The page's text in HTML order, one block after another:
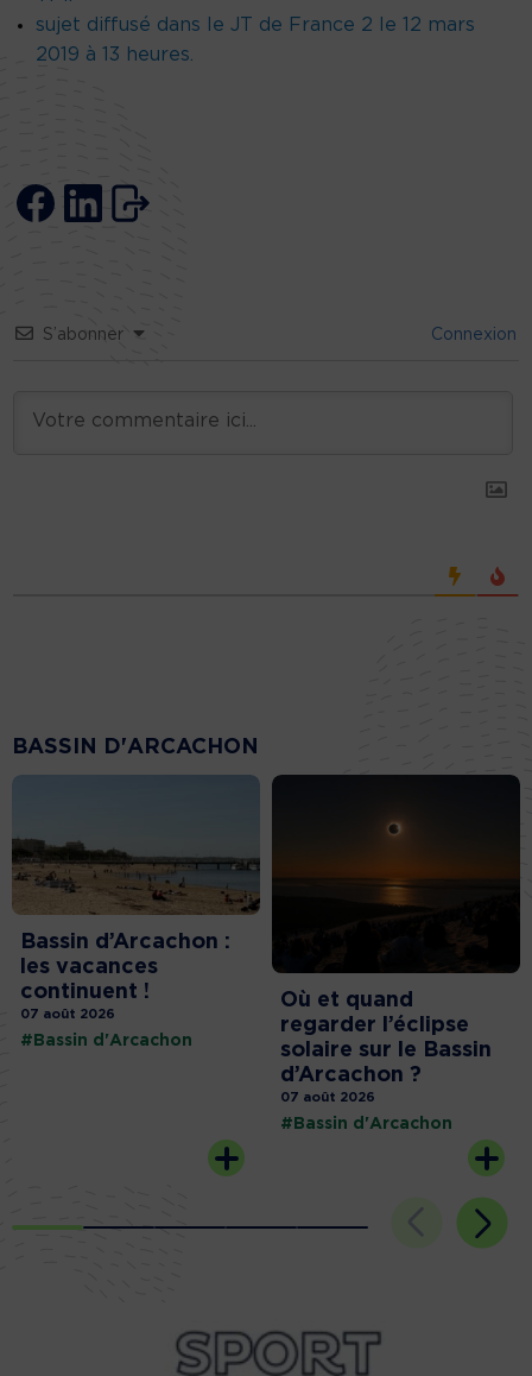
sujet diffusé dans le JT de France 2 le 12 mars
2019 à 13 heures.
S’abonner Connexion
BASSIN D'ARCACHON
Bassin d’Arcachon :
les vacances
continuent !
07 août 2026
#Bassin d'Arcachon
Où et quand
regarder l’éclipse
solaire sur le Bassin
d’Arcachon ?
07 août 2026
#Bassin d'Arcachon